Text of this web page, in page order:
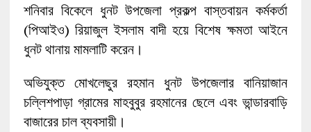
শনিবার বিকেলে ধুনট উপজেলা প্রকল্প বাস্তবায়ন কর্মকর্তা
(পিআইও) রিয়াজুল ইসলাম বাদী হয়ে বিশেষ ক্ষমতা আইনে
ধুনট থানায় মামলাটি করেন।
অভিযুক্ত মোখলেছুর রহমান ধুনট উপজেলার বানিয়াজান
চল্লিশপাড়া গ্রামের মাহবুবুর রহমানের ছেলে এবং ভান্ডারবাড়ি
বাজারের চাল ব্যবসায়ী।